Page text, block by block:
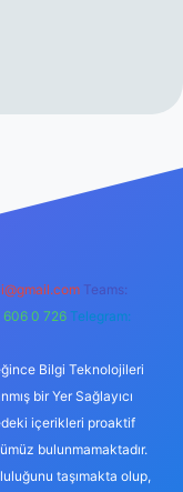
Betexper
Teams:
606 0 726 Telegram:
Bilgi Teknolojileri
bir Yer Sağlayıcı
içerikleri proaktif
bulunmamaktadır.
taşımakta olup,